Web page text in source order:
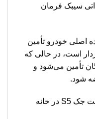
سیبک فرمان
اصلی خودرو تأمین
است، در حالی که
تأمین می‌شود و
شود.
آیا امکان نصب سیبک فرمان راست جک S5 در خانه